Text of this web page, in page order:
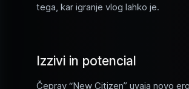
tega, kar igranje vlog lahko je.
Izzivi in potencial
Čeprav “New Citizen” uvaja novo